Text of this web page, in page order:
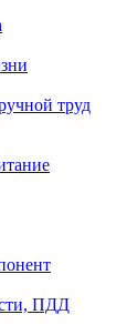
труд
ПДД